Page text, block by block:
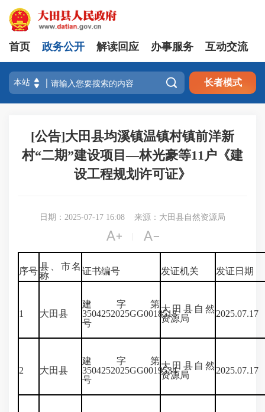
首页 政务公开 解读回应 办事服务 互动交流
 长者模式
[公告]大田县均溪镇温镇村镇前洋新
村“二期”建设项目—林光豪等11户《建
设工程规划许可证》
日期：2025-07-17 16:08 来源：大田县自然资源局
 
序号县、市名
称
证书编号 发证机关 发证日期
1 大田县
建字第
3504252025GG0018518
号
大田县自然
资源局
2025.07.17
2 大田县
建字第
3504252025GG0019534
号
大田县自然
资源局
2025.07.17